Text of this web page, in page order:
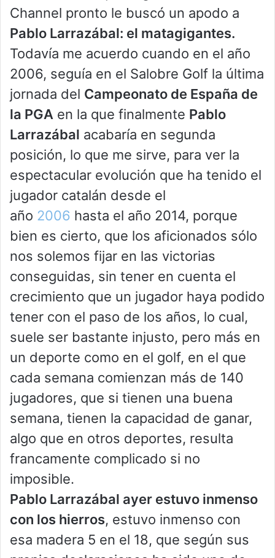
Channel pronto le buscó un apodo a
Pablo Larrazábal: el matagigantes.
Todavía me acuerdo cuando en el año
2006, seguía en el Salobre Golf la última
jornada del Campeonato de España de
la PGA en la que finalmente Pablo
Larrazábal acabaría en segunda
posición, lo que me sirve, para ver la
espectacular evolución que ha tenido el
jugador catalán desde el
año 2006 hasta el año 2014, porque
bien es cierto, que los aficionados sólo
nos solemos fijar en las victorias
conseguidas, sin tener en cuenta el
crecimiento que un jugador haya podido
tener con el paso de los años, lo cual,
suele ser bastante injusto, pero más en
un deporte como en el golf, en el que
cada semana comienzan más de 140
jugadores, que si tienen una buena
semana, tienen la capacidad de ganar,
algo que en otros deportes, resulta
francamente complicado si no
imposible.
Pablo Larrazábal ayer estuvo inmenso
con los hierros, estuvo inmenso con
esa madera 5 en el 18, que según sus